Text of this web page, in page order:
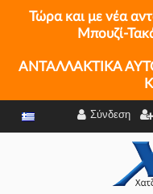
Τώρα και με νέα
Μπουζί-
ΑΝΤΑΛΛΑΚΤΙΚΑ
Σύνδεση